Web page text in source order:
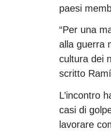
paesi
“Per una
alla guerra
cultura dei
scritto
L’incontro
casi di
lavorare